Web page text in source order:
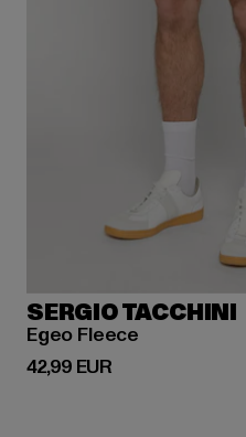
SERGIO TACCHINI
Egeo Fleece
42,99 EUR
Derzeitiger Preis: 42,99 EUR